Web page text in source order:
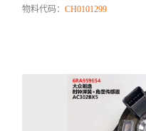
物料代码：CH0101299